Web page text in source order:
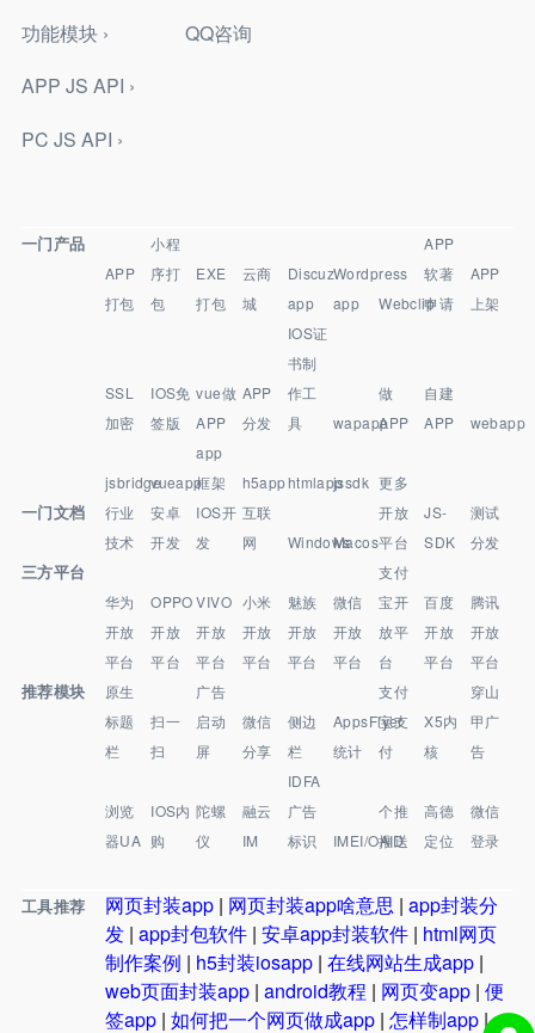
功能模块 ›
APP JS API ›
PC JS API ›
QQ咨询
一门产品
APP
打包
小程
序打
包
EXE
打包
云商
城
Discuz
app
Wordpress
app
Webclip
APP
软著
申请
APP
上架
SSL
加密
IOS免
签版
vue做
APP
APP
分发
IOS证
书制
作工
具
wapapp
做
APP
自建
APP
webapp
jsbridgevueapp
app
框架
h5apphtmlappjssdk 更多
一门文档
行业
技术
安卓
开发
IOS开
发
互联
网
WindowsMacos
开放
平台
JS-
SDK
测试
分发
三方平台
华为
开放
平台
OPPO
开放
平台
VIVO
开放
平台
小米
开放
平台
魅族
开放
平台
微信
开放
平台
支付
宝开
放平
台
百度
开放
平台
腾讯
开放
平台
推荐模块
原生
标题
栏
扫一
扫
广告
启动
屏
微信
分享
侧边
栏
AppsFlyer
统计
支付
宝支
付
X5内
核
穿山
甲广
告
浏览
器UA
IOS内
购
陀螺
仪
融云
IM
IDFA
广告
标识
IMEI/OAID
个推
推送
高德
定位
微信
登录
工具推荐 网页封装app | 网页封装app啥意思 | app封装分
发 | app封包软件 | 安卓app封装软件 | html网页
制作案例 | h5封装iosapp | 在线网站生成app |
web页面封装app | android教程 | 网页变app | 便
签app | 如何把一个网页做成app | 怎样制app |